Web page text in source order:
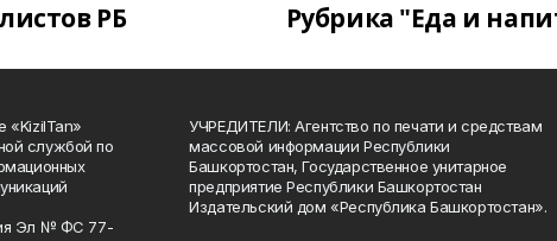
РБ Рубрика "Еда и
«KizilTan»
службой по
Эл № ФС 77-
УЧРЕДИТЕЛИ: Агентство по печати и средствам
массовой информации Республики
Башкортостан, Государственное унитарное
предприятие Республики Башкортостан
Издательский дом «Республика Башкортостан».